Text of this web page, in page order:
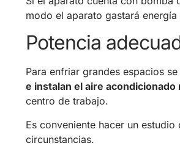
modo el aparato gastará
Potencia
Para enfriar grandes espacios
e instalan el aire
centro de trabajo.
Es conveniente hacer un
circunstancias.